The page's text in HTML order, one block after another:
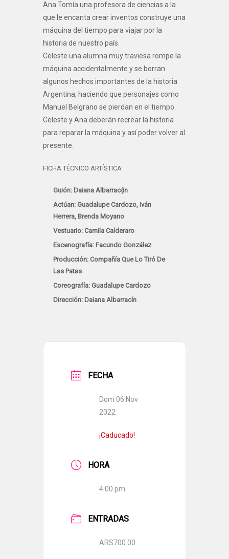
Ana Tomía una profesora de ciencias a la
que le encanta crear inventos construye una
máquina del tiempo para viajar por la
historia de nuestro país.
Celeste una alumna muy traviesa rompe la
máquina accidentalmente y se borran
algunos hechos importantes de la historia
Argentina, haciendo que personajes como
Manuel Belgrano se pierdan en el tiempo.
Celeste y Ana deberán recrear la historia
para reparar la máquina y así poder volver al
presente.
FICHA TÉCNICO ARTÍSTICA
Guión: Daiana Albarrac{in
Actúan: Guadalupe Cardozo, Iván
Herrera, Brenda Moyano
Vestuario: Camila Calderaro
Escenografía: Facundo González
Producción: Compañía Que Lo Tiró De
Las Patas
Coreografía: Guadalupe Cardozo
Dirección: Daiana Albarracín
FECHA
Dom 06 Nov
2022
¡Caducado!
HORA
4:00 pm
ENTRADAS
ARS700.00